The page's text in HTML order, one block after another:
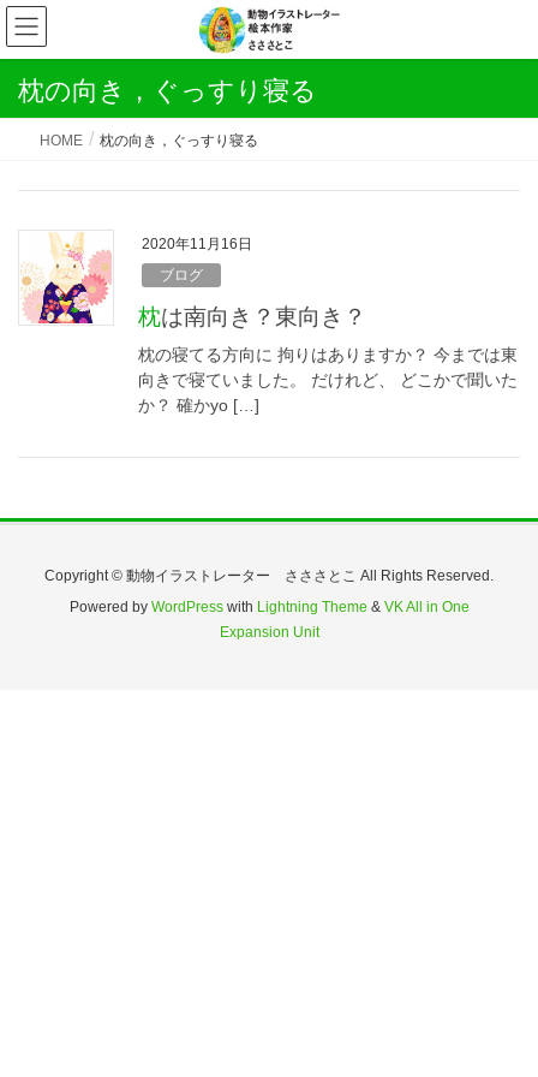
枕の向き，ぐっすり寝る
HOME 枕の向き，ぐっすり寝る
2020年11月16日
ブログ
枕は南向き？東向き？
枕の寝てる方向に 拘りはありますか？ 今までは東
向きで寝ていました。 だけれど、 どこかで聞いた
か？ 確かyo […]
Copyright © 動物イラストレーター さささとこ All Rights Reserved.
Powered by WordPresswith Lightning Theme & VK All in One
Expansion Unit